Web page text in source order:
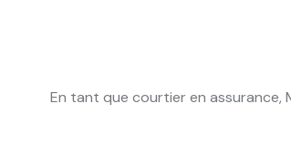
En tant que courtier en assurance,